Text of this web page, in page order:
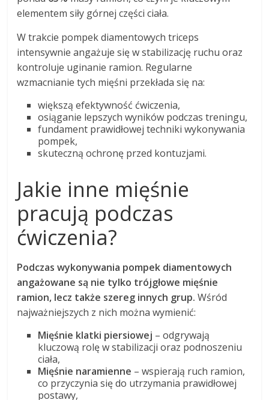
elementem siły górnej części ciała.
W trakcie pompek diamentowych triceps
intensywnie angażuje się w stabilizację ruchu oraz
kontroluje uginanie ramion. Regularne
wzmacnianie tych mięśni przekłada się na:
większą efektywność ćwiczenia,
osiąganie lepszych wyników podczas treningu,
fundament prawidłowej techniki wykonywania
pompek,
skuteczną ochronę przed kontuzjami.
Jakie inne mięśnie
pracują podczas
ćwiczenia?
Podczas wykonywania pompek diamentowych
angażowane są nie tylko trójgłowe mięśnie
ramion, lecz także szereg innych grup. Wśród
najważniejszych z nich można wymienić:
Mięśnie klatki piersiowej – odgrywają
kluczową rolę w stabilizacji oraz podnoszeniu
ciała,
Mięśnie naramienne – wspierają ruch ramion,
co przyczynia się do utrzymania prawidłowej
postawy,